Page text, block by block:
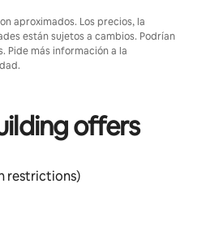
aproximados. Los precios, la
están sujetos a cambios. Podrían
Pide más información a la
offers
restrictions)